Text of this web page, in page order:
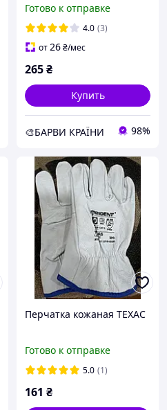
Готово к отправке
4.0 (3)
от26₴/мес
265₴
Купить
🎨БАРВИ КРАЇНИ 98%
Перчатка кожаная ТЕХАС
Готово к отправке
5.0 (1)
161 ₴